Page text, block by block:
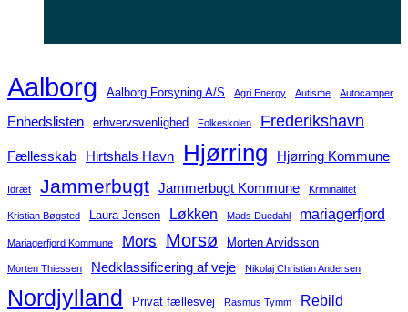
Aalborg Aalborg Forsyning A/S Agri Energy Autisme Autocamper
Enhedslisten erhvervsvenlighed Folkeskolen Frederikshavn
Fællesskab Hirtshals Havn Hjørring Hjørring Kommune
Idræt Jammerbugt Jammerbugt Kommune Kriminalitet
Kristian Bøgsted Laura Jensen Løkken Mads Duedahl mariagerfjord
Mariagerfjord Kommune Mors Morsø Morten Arvidsson
Morten Thiessen Nedklassificering af veje Nikolaj Christian Andersen
Nordjylland Privat fællesvej Rasmus Tymm Rebild